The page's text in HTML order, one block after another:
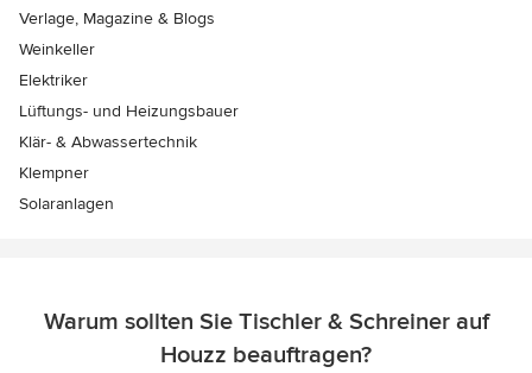
Verlage, Magazine & Blogs
Weinkeller
Elektriker
Lüftungs- und Heizungsbauer
Klär- & Abwassertechnik
Klempner
Solaranlagen
Warum sollten Sie Tischler & Schreiner auf
Houzz beauftragen?